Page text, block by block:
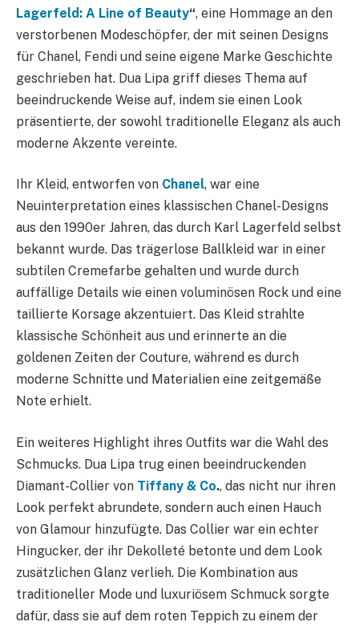
Lagerfeld: A Line of Beauty“, eine Hommage an den
verstorbenen Modeschöpfer, der mit seinen Designs
für Chanel, Fendi und seine eigene Marke Geschichte
geschrieben hat. Dua Lipa griff dieses Thema auf
beeindruckende Weise auf, indem sie einen Look
präsentierte, der sowohl traditionelle Eleganz als auch
moderne Akzente vereinte.
Ihr Kleid, entworfen von Chanel, war eine
Neuinterpretation eines klassischen Chanel-Designs
aus den 1990er Jahren, das durch Karl Lagerfeld selbst
bekannt wurde. Das trägerlose Ballkleid war in einer
subtilen Cremefarbe gehalten und wurde durch
auffällige Details wie einen voluminösen Rock und eine
taillierte Korsage akzentuiert. Das Kleid strahlte
klassische Schönheit aus und erinnerte an die
goldenen Zeiten der Couture, während es durch
moderne Schnitte und Materialien eine zeitgemäße
Note erhielt.
Ein weiteres Highlight ihres Outfits war die Wahl des
Schmucks. Dua Lipa trug einen beeindruckenden
Diamant-Collier von Tiffany & Co., das nicht nur ihren
Look perfekt abrundete, sondern auch einen Hauch
von Glamour hinzufügte. Das Collier war ein echter
Hingucker, der ihr Dekolleté betonte und dem Look
zusätzlichen Glanz verlieh. Die Kombination aus
traditioneller Mode und luxuriösem Schmuck sorgte
dafür, dass sie auf dem roten Teppich zu einem der